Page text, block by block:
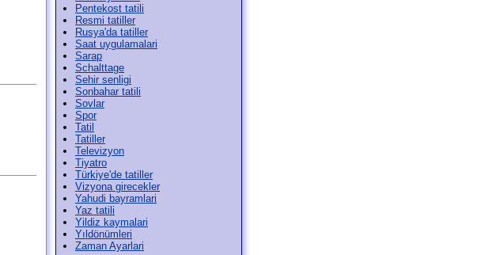
Pentekost tatili
Resmi tatiller
Rusya'da tatiller
Saat uygulamalari
Sarap
Schalttage
Sehir senligi
Sonbahar tatili
Sovlar
Spor
Tatil
Tatiller
Televizyon
Tiyatro
Türkiye'de tatiller
Vizyona girecekler
Yahudi bayramlari
Yaz tatili
Yildiz kaymalari
Yıldönümleri
Zaman Ayarlari